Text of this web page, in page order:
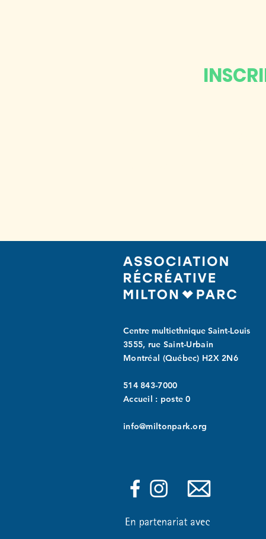
Centre multiethnique Saint-Louis
3555, rue Saint-Urbain
Montréal (Québec) H2X 2N6
514 843-7000
Accueil : poste 0
info@miltonpark.org